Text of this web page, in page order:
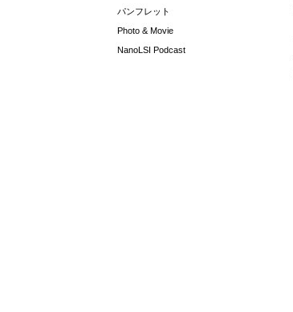
パンフレット
Photo & Movie
NanoLSI Podcast